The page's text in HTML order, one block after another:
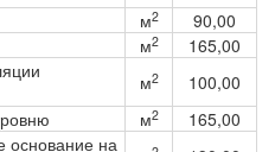
м2
90,00
м2
165,00
м2
100,00
м2
165,00
основание на